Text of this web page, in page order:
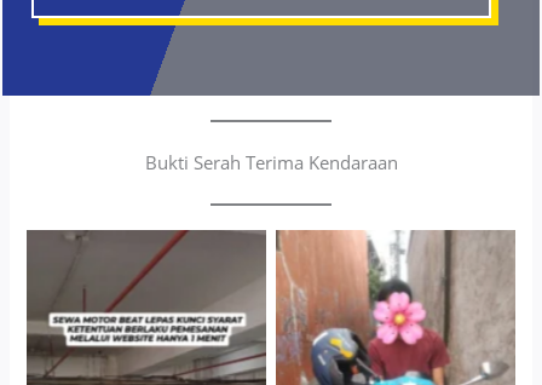
Bukti Serah Terima Kendaraan